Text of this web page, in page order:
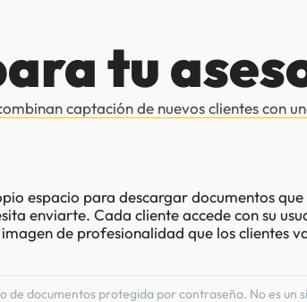
tu
captación de nuevos clientes con
espacio para descargar documentos
enviarte. Cada cliente accede con su
de profesionalidad que los clientes
de documentos protegida por contraseña. No es un